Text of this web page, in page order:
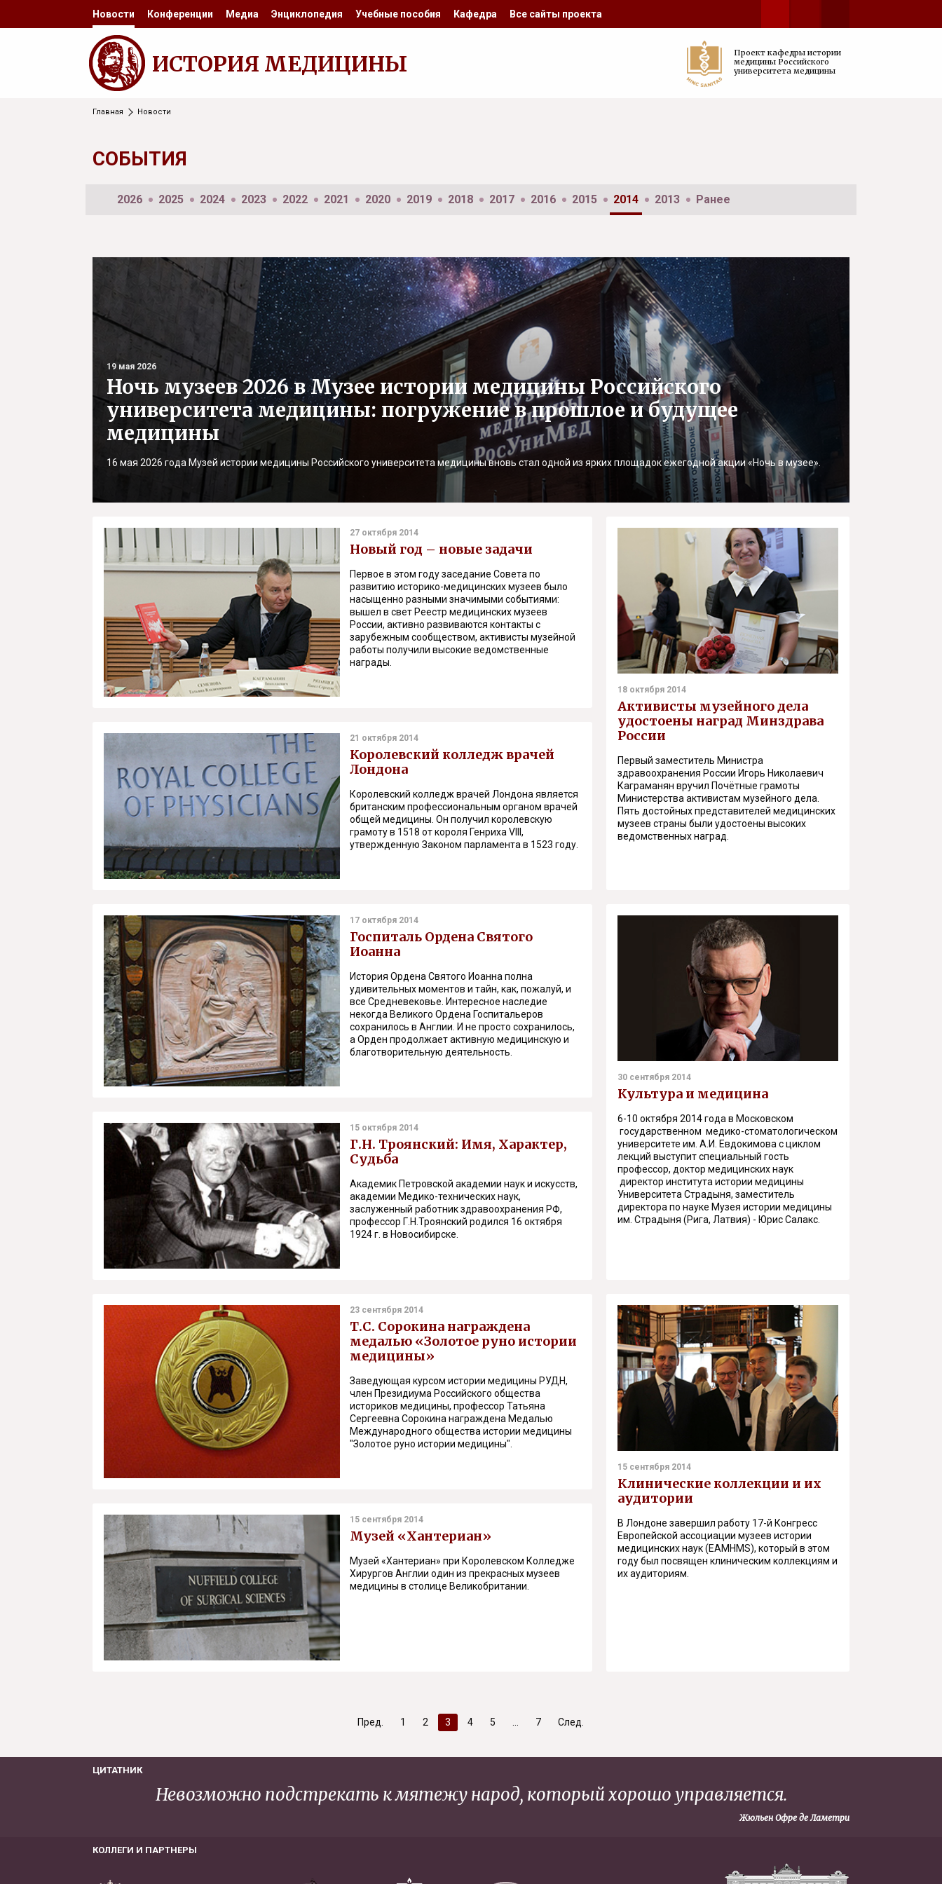
Новости Конференции Медиа Энциклопедия Учебные пособия Кафедра Все сайты проекта
ИСТОРИЯ МЕДИЦИНЫ
Проект кафедры истории
медицины Российского
университета медицины
Главная Новости
СОБЫТИЯ
2026 2025 2024 2023 2022 2021 2020 2019 2018 2017 2016 2015 2014 2013 Ранее
19 мая 2026
Ночь музеев 2026 в Музее истории медицины Российского
университета медицины: погружение в прошлое и будущее
медицины
16 мая 2026 года Музей истории медицины Российского университета медицины вновь стал одной из ярких площадок ежегодной акции «Ночь в музее».
27 октября 2014
Новый год – новые задачи
Первое в этом году заседание Совета по
развитию историко-медицинских музеев было
насыщенно разными значимыми событиями:
вышел в свет Реестр медицинских музеев
России, активно развиваются контакты с
зарубежным сообществом, активисты музейной
работы получили высокие ведомственные
награды.
21 октября 2014
Королевский колледж врачей
Лондона
Королевский колледж врачей Лондона является
британским профессиональным органом врачей
общей медицины. Он получил королевскую
грамоту в 1518 от короля Генриха VIII,
утвержденную Законом парламента в 1523 году.
18 октября 2014
Активисты музейного дела
удостоены наград Минздрава
России
Первый заместитель Министра
здравоохранения России Игорь Николаевич
Каграманян вручил Почётные грамоты
Министерства активистам музейного дела.
Пять достойных представителей медицинских
музеев страны были удостоены высоких
ведомственных наград.
17 октября 2014
Госпиталь Ордена Святого
Иоанна
История Ордена Святого Иоанна полна
удивительных моментов и тайн, как, пожалуй, и
все Средневековье. Интересное наследие
некогда Великого Ордена Госпитальеров
сохранилось в Англии. И не просто сохранилось,
а Орден продолжает активную медицинскую и
благотворительную деятельность.
15 октября 2014
Г.Н. Троянский: Имя, Характер,
Судьба
Академик Петровской академии наук и искусств,
академии Медико-технических наук,
заслуженный работник здравоохранения РФ,
профессор Г.Н.Троянский родился 16 октября
1924 г. в Новосибирске.
30 сентября 2014
Культура и медицина
6-10 октября 2014 года в Московском
государственном медико-стоматологическом
университете им. А.И. Евдокимова с циклом
лекций выступит специальный гость
профессор, доктор медицинских наук
директор института истории медицины
Университета Страдыня, заместитель
директора по науке Музея истории медицины
им. Страдыня (Рига, Латвия) - Юрис Салакс.
23 сентября 2014
Т.С. Сорокина награждена
медалью «Золотое руно истории
медицины»
Заведующая курсом истории медицины РУДН,
член Президиума Российского общества
историков медицины, профессор Татьяна
Сергеевна Сорокина награждена Медалью
Международного общества истории медицины
"Золотое руно истории медицины".
15 сентября 2014
Музей «Хантериан»
Музей «Хантериан» при Королевском Колледже
Хирургов Англии один из прекрасных музеев
медицины в столице Великобритании.
15 сентября 2014
Клинические коллекции и их
аудитории
В Лондоне завершил работу 17-й Конгресс
Европейской ассоциации музеев истории
медицинских наук (EAMHMS), который в этом
году был посвящен клиническим коллекциям и
их аудиториям.
Пред. 1 2 3 4 5 7 След.
ЦИТАТНИК
Невозможно подстрекать к мятежу народ, который хорошо управляется.
Жюльен Офре де Ламетри
КОЛЛЕГИ И ПАРТНЕРЫ